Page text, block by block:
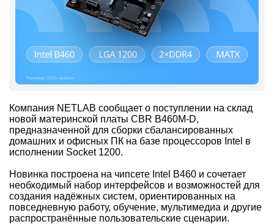
Компания NETLAB сообщает о поступлении на склад
новой материнской платы CBR B460M-D,
предназначенной для сборки сбалансированных
домашних и офисных ПК на базе процессоров Intel в
исполнении Socket 1200.
Новинка построена на чипсете Intel B460 и сочетает
необходимый набор интерфейсов и возможностей для
создания надёжных систем, ориентированных на
повседневную работу, обучение, мультимедиа и другие
распространённые пользовательские сценарии.